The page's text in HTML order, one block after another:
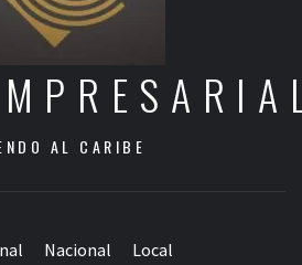
AL CARIBE
Nacional Local